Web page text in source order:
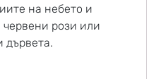
на небето и
червени рози или
дървета.